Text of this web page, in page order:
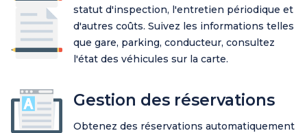
statut d'inspection, l'entretien périodique et
d'autres coûts. Suivez les informations telles
que gare, parking, conducteur, consultez
l'état des véhicules sur la carte.
Gestion des réservations
Obtenez des réservations automatiquement